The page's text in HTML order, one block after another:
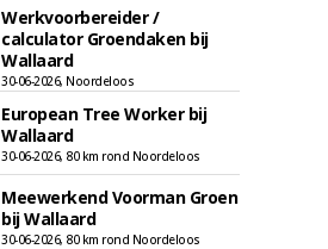
Werkvoorbereider /
calculator Groendaken bij
Wallaard
30-06-2026, Noordeloos
European Tree Worker bij
Wallaard
30-06-2026, 80 km rond Noordeloos
Meewerkend Voorman Groen
bij Wallaard
30-06-2026, 80 km rond Noordeloos